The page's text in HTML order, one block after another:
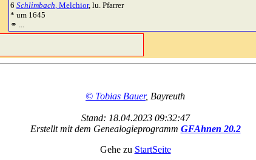
6 Schlimbach, Melchior, lu. Pfarrer
* um 1645
⚭ ...
© Tobias Bauer, Bayreuth
Stand: 18.04.2023 09:32:47
Erstellt mit dem Genealogieprogramm GFAhnen 20.2
Gehe zu StartSeite